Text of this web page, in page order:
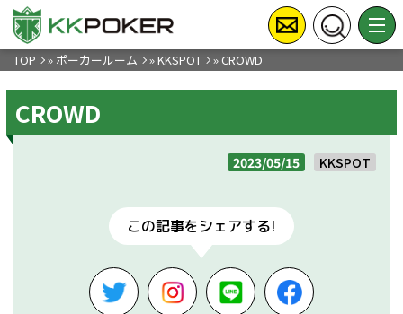
TOP » ポーカールーム »KKSPOT »CROWD
CROWD
2023/05/15 KKSPOT
この記事をシェアする!